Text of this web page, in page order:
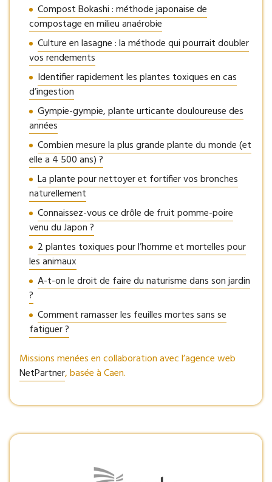
Compost Bokashi : méthode japonaise de
compostage en milieu anaérobie
Culture en lasagne : la méthode qui pourrait doubler
vos rendements
Identifier rapidement les plantes toxiques en cas
d’ingestion
Gympie-gympie, plante urticante douloureuse des
années
Combien mesure la plus grande plante du monde (et
elle a 4 500 ans) ?
La plante pour nettoyer et fortifier vos bronches
naturellement
Connaissez-vous ce drôle de fruit pomme-poire
venu du Japon ?
2 plantes toxiques pour l’homme et mortelles pour
les animaux
A-t-on le droit de faire du naturisme dans son jardin
?
Comment ramasser les feuilles mortes sans se
fatiguer ?
Missions menées en collaboration avec l’agence web
NetPartner, basée à Caen.